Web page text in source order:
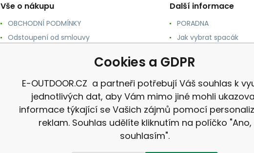
Vše o nákupu
OBCHODNÍ PODMÍNKY
Odstoupení od smlouvy
Ochrana osobních údajů
Další informace
PORADNA
Jak vybrat spacák
Jak vybrat karimatku
Reklamace
Cookies a GDPR
E-OUTDOOR.CZ a partneři potřebují Váš souhlas k
jednotlivých dat, aby Vám mimo jiné mohli
informace týkající se Vašich zájmů pomocí
reklam. Souhlas udělíte kliknutím na políčko "Ano,
souhlasím".